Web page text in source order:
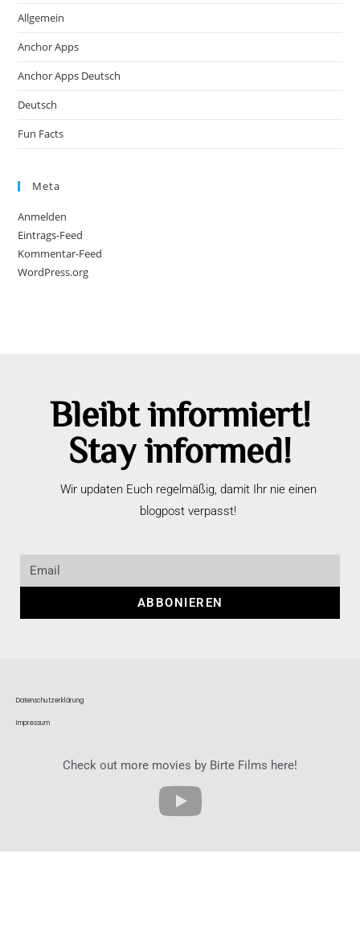
Allgemein
Anchor Apps
Anchor Apps Deutsch
Deutsch
Fun Facts
Meta
Anmelden
Eintrags-Feed
Kommentar-Feed
WordPress.org
Bleibt informiert!
Stay informed!
Wir updaten Euch regelmäßig, damit Ihr nie einen
blogpost verpasst!
ABBONIEREN
Datenschutzerklärung
Impressum
Check out more movies by Birte Films here!